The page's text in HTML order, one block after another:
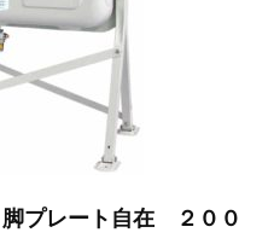
プレート自在 ２００